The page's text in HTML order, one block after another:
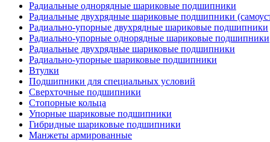
Радиальные однорядные шариковые подшипники
Радиальные двухрядные шариковые подшипники
Радиально-упорные двухрядные шариковые подшипники
Радиально-упорные однорядные шариковые подшипники
Радиальные двухрядные шариковые подшипники
Радиально-упорные шариковые подшипники
Втулки
Подшипники для специальных условий
Сверхточные подшипники
Стопорные кольца
Упорные шариковые подшипники
Гибридные шариковые подшипники
Манжеты армированные